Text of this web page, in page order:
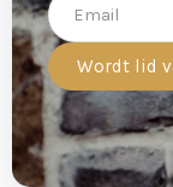
Wordt lid